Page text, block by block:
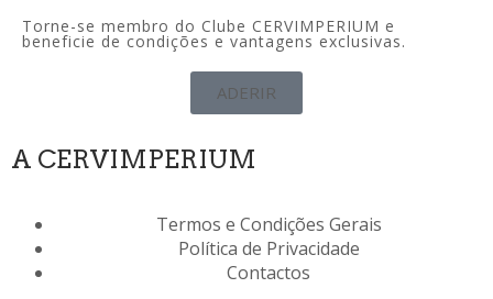
Torne-se membro do Clube CERVIMPERIUM e
beneficie de condições e vantagens exclusivas.
ADERIR
A CERVIMPERIUM
Termos e Condições Gerais
Política de Privacidade
Contactos